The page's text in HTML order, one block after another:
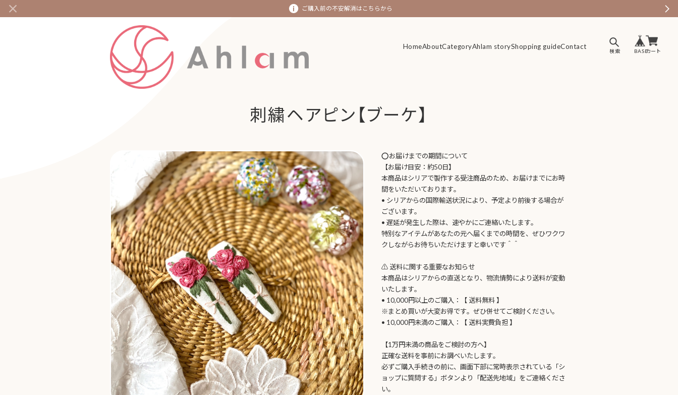
ご購入前の不安解消はこちらから
HomeAboutCategoryAhlam storyShopping guideContact
HomeAboutCategoryAhlam storyShopping guideContact
刺繍ヘアピン【ブーケ】
⭕️お届けまでの期間について
【お届け目安：約50日】
本商品はシリアで製作する受注商品のため、お届けまでにお時
間をいただいております。
• シリアからの国際輸送状況により、予定より前後する場合が
ございます。
• 遅延が発生した際は、速やかにご連絡いたします。
特別なアイテムがあなたの元へ届くまでの時間を、ぜひワクワ
クしながらお待ちいただけますと幸いです＾＾
⚠️ 送料に関する重要なお知らせ
本商品はシリアからの直送となり、物流情勢により送料が変動
いたします。
• 10,000円以上のご購入：【 送料無料 】
※まとめ買いが大変お得です。ぜひ併せてご検討ください。
• 10,000円未満のご購入：【 送料実費負担 】
【1万円未満の商品をご検討の方へ】
正確な送料を事前にお調べいたします。
必ずご購入手続きの前に、画面下部に常時表示されている「シ
ョップに質問する」ボタンより「配送先地域」をご連絡くださ
い。